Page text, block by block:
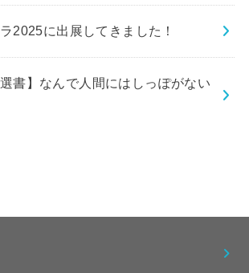
2025に出展してきました！
選書】なんで人間にはしっぽがない